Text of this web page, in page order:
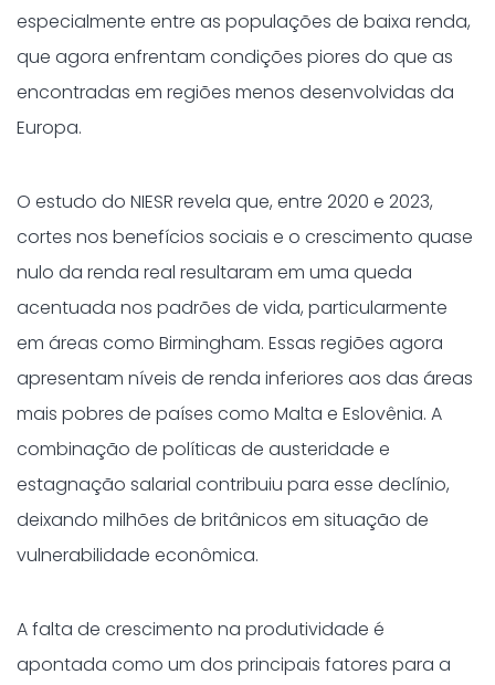
especialmente entre as populações de baixa renda,
que agora enfrentam condições piores do que as
encontradas em regiões menos desenvolvidas da
Europa.
O estudo do NIESR revela que, entre 2020 e 2023,
cortes nos benefícios sociais e o crescimento quase
nulo da renda real resultaram em uma queda
acentuada nos padrões de vida, particularmente
em áreas como Birmingham. Essas regiões agora
apresentam níveis de renda inferiores aos das áreas
mais pobres de países como Malta e Eslovênia. A
combinação de políticas de austeridade e
estagnação salarial contribuiu para esse declínio,
deixando milhões de britânicos em situação de
vulnerabilidade econômica.
A falta de crescimento na produtividade é
apontada como um dos principais fatores para a